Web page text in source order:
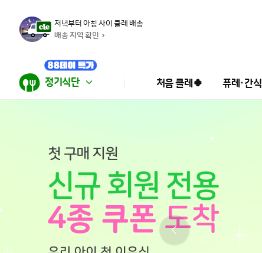
저녁부터 아침 사이 클레 배송
배송 지역 확인
정기식단 처음 클레🍀 퓨레·간식